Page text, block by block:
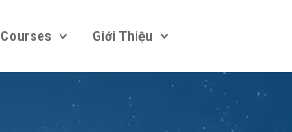
Courses Giới Thiệu